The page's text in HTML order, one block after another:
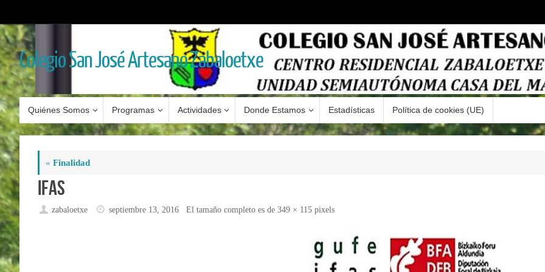
al
contenido
Colegio San José Artesano Zabaloetxe
Saltar
al
contenido
Quiénes Somos Programas Actividades Donde Estamos Estadísticas Política de cookies (UE)
« Finalidad
IFAS
zabaloetxe septiembre 13, 2016 El tamaño completo es de349 × 115 pixels